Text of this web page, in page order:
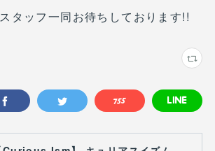
タッフ一同お待ちしております!!